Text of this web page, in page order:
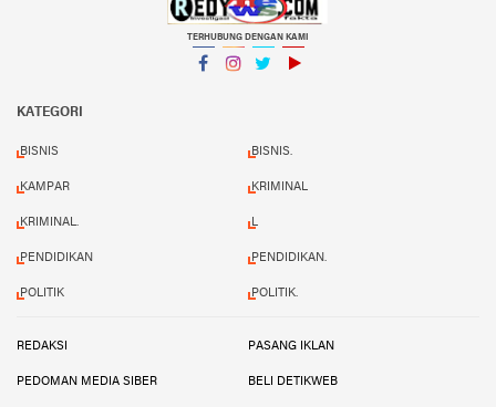
TERHUBUNG DENGAN KAMI
KATEGORI
BISNIS BISNIS.
KAMPAR KRIMINAL
KRIMINAL. L
PENDIDIKAN PENDIDIKAN.
POLITIK POLITIK.
REDAKSI PASANG IKLAN
PEDOMAN MEDIA SIBER BELI DETIKWEB